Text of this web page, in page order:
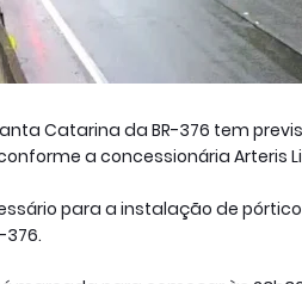
Catarina da BR-376 tem
a concessionária Arteris
para a instalação de
376.